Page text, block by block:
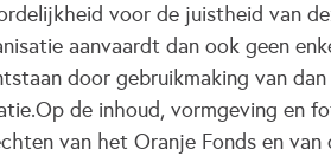
voor de juistheid van
aanvaardt dan ook geen
door gebruikmaking van
de inhoud, vormgeving en
van het Oranje Fonds en